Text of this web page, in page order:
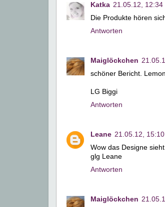
Katka 21.05.12, 12:34
Die Produkte hören
Antworten
Maiglöckchen
schöner Bericht.
LG Biggi
Antworten
Leane 21.05.12, 15:10
Wow das Designe
glg Leane
Antworten
Maiglöckchen